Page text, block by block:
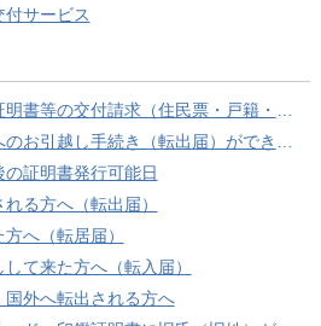
サービス
交付請求（住民票・戸籍・国民年金関係）
お引越し手続き（転出届）ができます
証明書発行可能日
る方へ（転出届）
へ（転居届）
て来た方へ（転入届）
国外へ転出される方へ